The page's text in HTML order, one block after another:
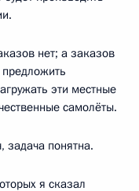
нет; а заказов
предложить
эти местные
самолёты.
задача понятна.
я сказал